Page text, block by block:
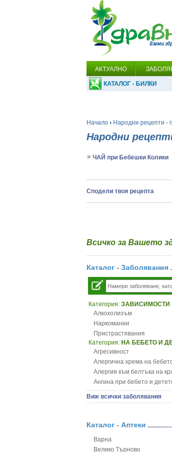
АКТУАЛНО
КАТАЛОГ - БИЛКИ
Начало › Народни рецепти -
Народни
ЧАЙ при Бебешки Колики
Сподели твоя рецепта
Всичко за Вашето
Каталог - Заболявания
Категория: ЗАВИСИМОСТИ
Алкохолизъм
Наркомании
Пристрастявания
Категория: НА БЕБЕТО И
Агресивност
Алергична хрема на
Алергия към белтъка на
Ангина при бебето и
Анемия при бебето и
Апетит - пълни деца
Безапетитие при бебето и
Бронхит и пневмония при
Виж всички заболявания
Каталог - Аптеки
Варна
Велико Търново